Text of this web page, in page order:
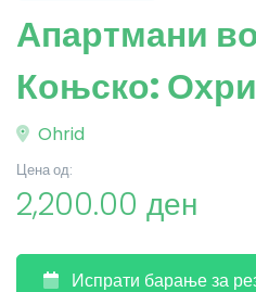
Апартмани
Коњско:
Ohrid
Цена од:
2,200.00 ден
Испрати барање за